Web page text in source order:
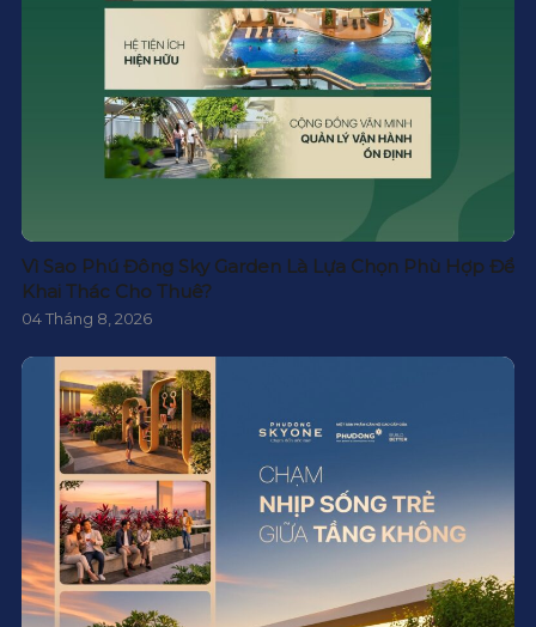
Vì Sao Phú Đông Sky Garden Là Lựa Chọn Phù Hợp Để
Khai Thác Cho Thuê?
04 Tháng 8, 2026